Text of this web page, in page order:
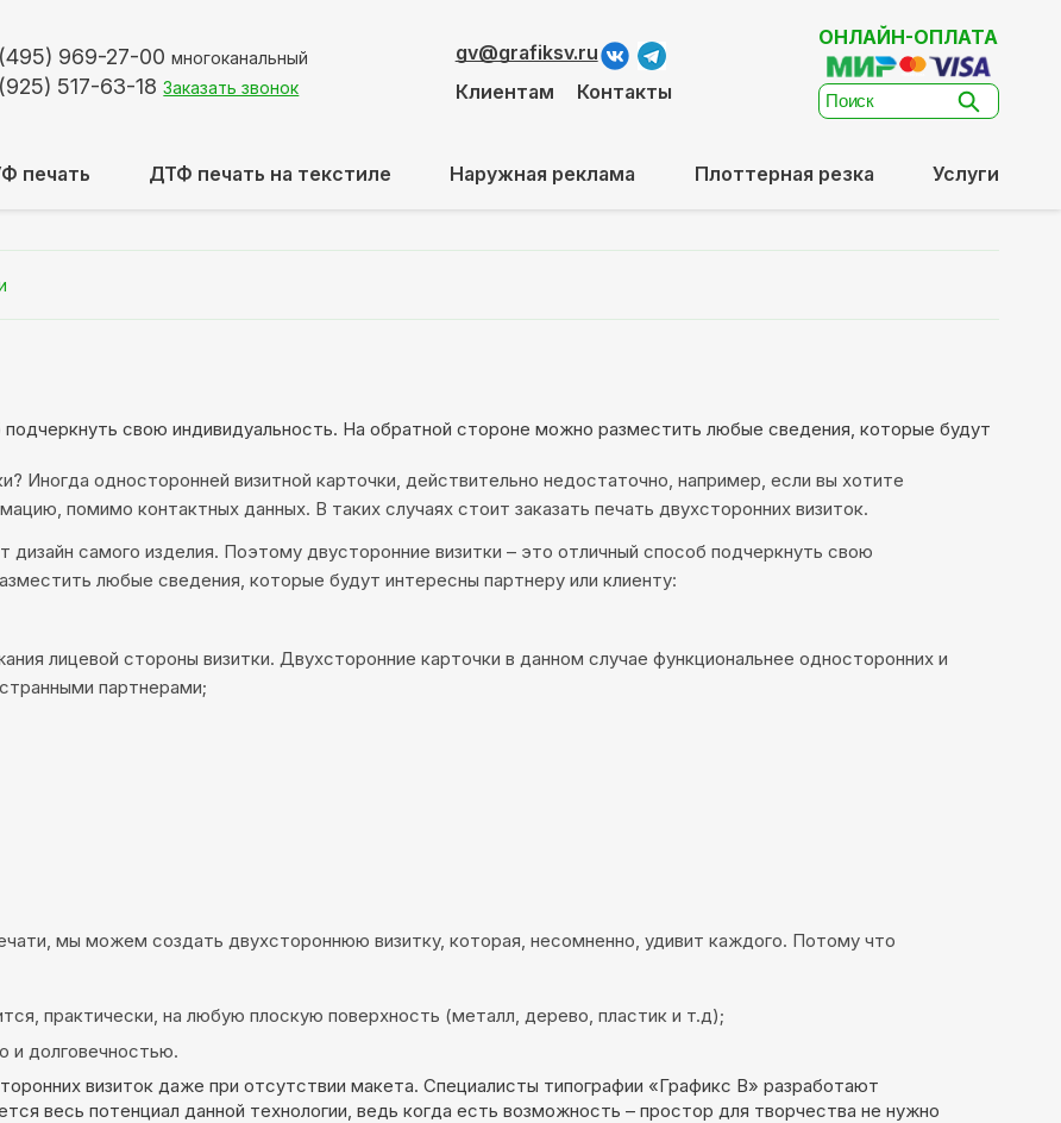
969-27-00 многоканальный
517-63-18 Заказать звонок
gv@grafiksv.ru
Клиентам
Контакты
ОНЛАЙН-ОПЛАТА
печать ДТФ печать на текстиле Наружная реклама Плоттерная резка Услуги
свою индивидуальность. На обратной стороне можно разместить любые сведения, которые будут
Иногда односторонней визитной карточки, действительно недостаточно, например, если вы хотите
помимо контактных данных. В таких случаях стоит заказать печать двухсторонних визиток.
самого изделия. Поэтому двусторонние визитки – это отличный способ подчеркнуть свою
любые сведения, которые будут интересны партнеру или клиенту:
лицевой стороны визитки. Двухсторонние карточки в данном случае функциональнее односторонних и
партнерами;
мы можем создать двухстороннюю визитку, которая, несомненно, удивит каждого. Потому что
практически, на любую плоскую поверхность (металл, дерево, пластик и т.д);
и долговечностью.
визиток даже при отсутствии макета. Специалисты типографии «Графикс В» разработают
весь потенциал данной технологии, ведь когда есть возможность – простор для творчества не нужно